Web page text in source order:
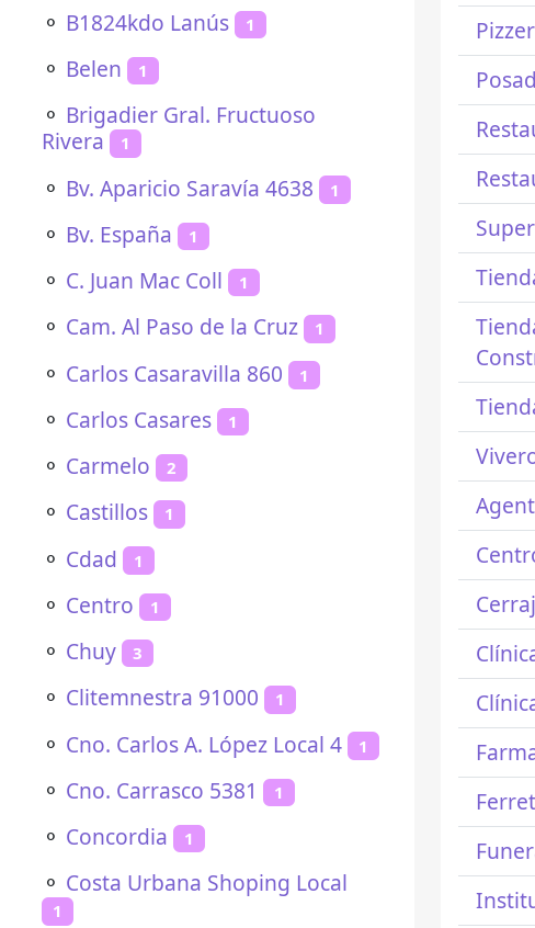
⚬ B1824kdo Lanús 1
⚬ Belen 1
⚬ Brigadier Gral. Fructuoso
Rivera
1
⚬ Bv. Aparicio Saravía 4638 1
⚬ Bv. España 1
⚬ C. Juan Mac Coll 1
⚬ Cam. Al Paso de la Cruz 1
⚬ Carlos Casaravilla 860 1
⚬ Carlos Casares 1
⚬ Carmelo 2
⚬ Castillos 1
⚬ Cdad 1
⚬ Centro 1
⚬ Chuy 3
⚬ Clitemnestra 91000 1
⚬ Cno. Carlos A. López Local 4 1
⚬ Cno. Carrasco 5381 1
⚬ Concordia 1
⚬ Costa Urbana Shoping Local
1